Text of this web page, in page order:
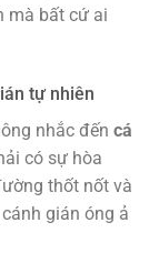
mà bất cứ ai
tự nhiên
nhắc đến cá
có sự hòa
thốt nốt và
gián óng ả